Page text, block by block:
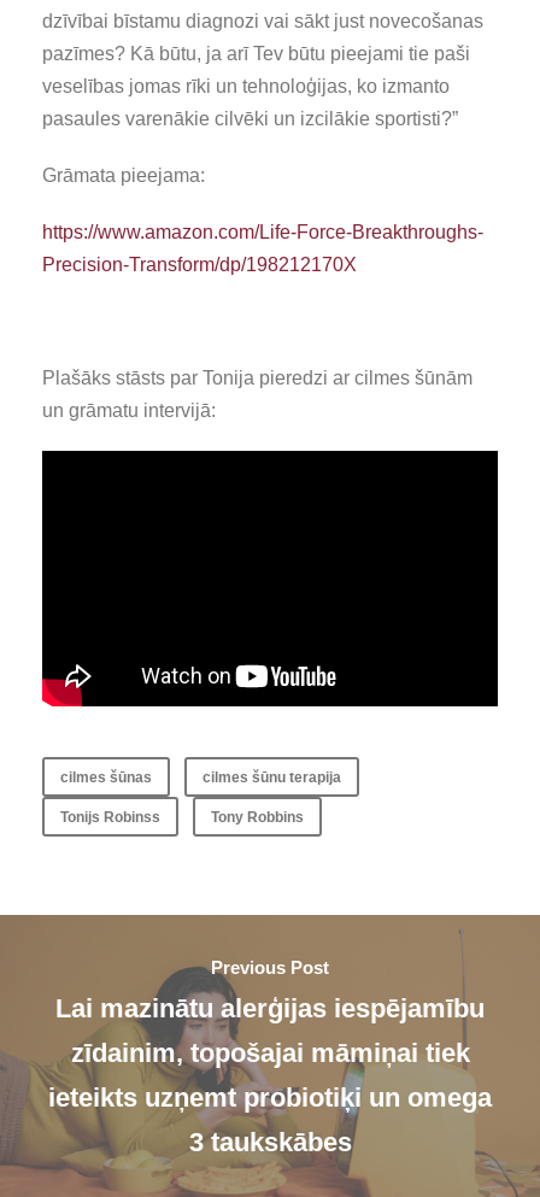
dzīvībai bīstamu diagnozi vai sākt just novecošanas
pazīmes? Kā būtu, ja arī Tev būtu pieejami tie paši
veselības jomas rīki un tehnoloģijas, ko izmanto
pasaules varenākie cilvēki un izcilākie sportisti?”
Grāmata pieejama:
https://www.amazon.com/Life-Force-Breakthroughs-
Precision-Transform/dp/198212170X
Plašāks stāsts par Tonija pieredzi ar cilmes šūnām
un grāmatu intervijā:
cilmes šūnas cilmes šūnu terapija
Tonijs Robinss Tony Robbins
Previous Post
Lai mazinātu alerģijas iespējamību
zīdainim, topošajai māmiņai tiek
ieteikts uzņemt probiotiķi un omega
3 taukskābes